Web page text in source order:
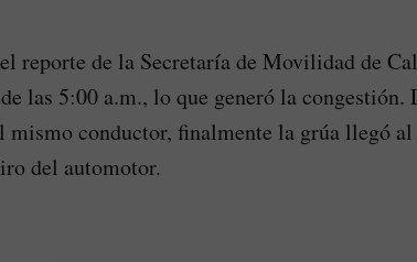
reporte de la Secretaría de Movilidad de
las 5:00 a.m., lo que generó la congestión.
mismo conductor, finalmente la grúa llegó
del automotor.